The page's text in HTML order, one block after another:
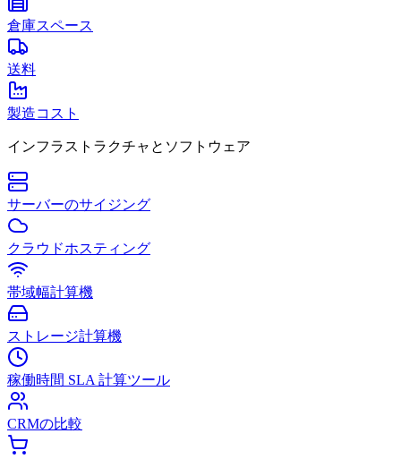
倉庫スペース
送料
製造コスト
インフラストラクチャとソフトウェア
サーバーのサイジング
クラウドホスティング
帯域幅計算機
ストレージ計算機
稼働時間 SLA 計算ツール
CRMの比較